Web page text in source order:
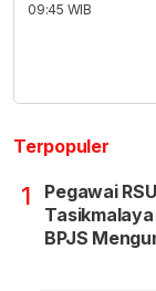
09:45 WIB
Terpopuler
1
Pegawai
BPJS